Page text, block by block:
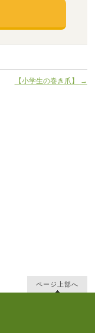
【小学生の巻き爪】 →
ページ上部へ